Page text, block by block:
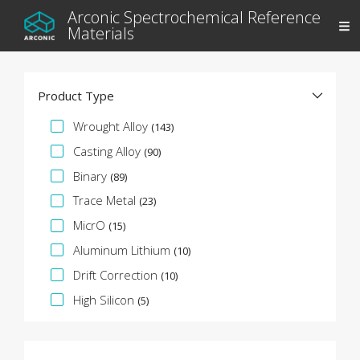
Arconic Spectrochemical Reference
Materials
Product Type
Faceta de especificación
Wrought Alloy (143)
Casting Alloy (90)
Binary (89)
Trace Metal (23)
MicrO (15)
Aluminum Lithium (10)
Drift Correction (10)
High Silicon (5)